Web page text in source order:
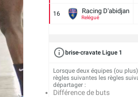
16 Racing D'abidjan
Relégué
brise-cravate Ligue 1
Lorsque deux équipes (ou
règles suivantes les règles
départager :
Différence de buts